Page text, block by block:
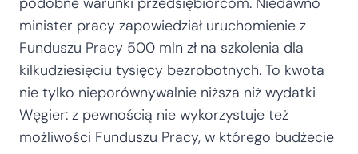
minister pracy zapowiedział uruchomienie z
Funduszu Pracy 500 mln zł na szkolenia dla
kilkudziesięciu tysięcy bezrobotnych. To kwota
nie tylko nieporównywalnie niższa niż wydatki
Węgier: z pewnością nie wykorzystuje też
możliwości Funduszu Pracy, w którego budżecie